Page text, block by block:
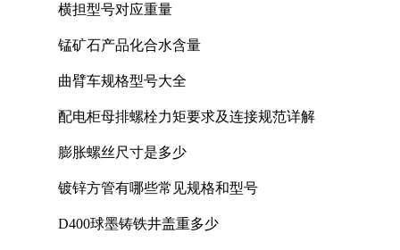
横担型号对应重量
锰矿石产品化合水含量
曲臂车规格型号大全
配电柜母排螺栓力矩要求及连接规范详解
膨胀螺丝尺寸是多少
镀锌方管有哪些常见规格和型号
D400球墨铸铁井盖重多少